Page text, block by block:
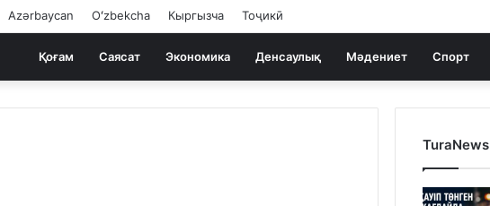
Azərbaycan Oʻzbekcha Кыргызча Тоҷикӣ
Қоғам Саясат Экономика Денсаулық Мәдениет Спорт
TuraNews